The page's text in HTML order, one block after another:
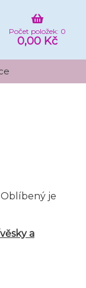
Počet položek: 0
0,00 Kč
Oblíbený je
a